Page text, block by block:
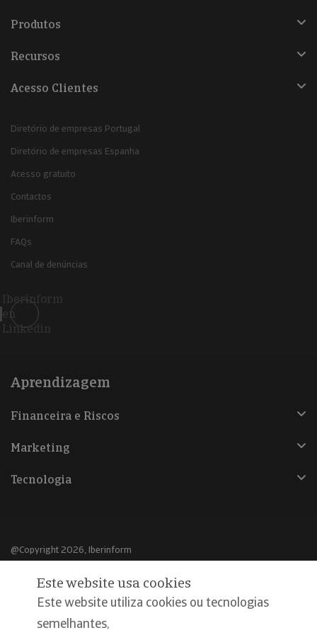
Produtos
Recursos
Acesso Clientes
Diretório de empresas Portugal
Diretório de empresas Espanha
Acesso gratuito
Contactos
Iberinform
FAQs
Canal de denúncias
Iberinform
en
Linkedin
Aprendizagem
Financeira e Riscos
Marketing
Tecnologia
@Copyright 2026, Iberinform
Aviso legal
Política de cookies
Declaração de privacidade
Este website usa cookies
Este website utiliza cookies ou tecnologias
semelhantes,